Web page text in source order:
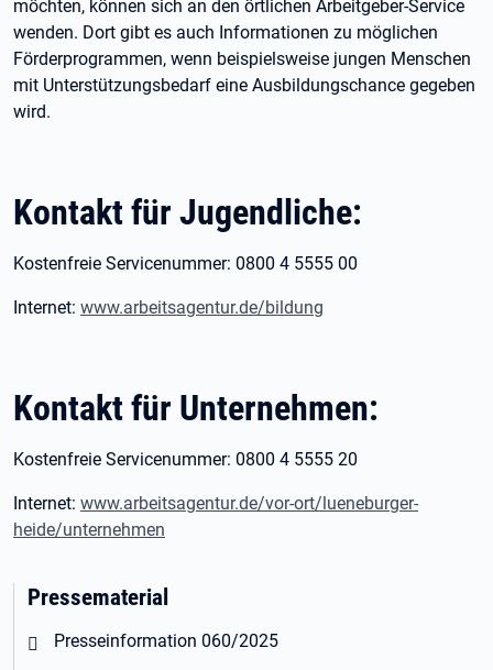
möchten, können sich an den örtlichen Arbeitgeber-Service
wenden. Dort gibt es auch Informationen zu möglichen
Förderprogrammen, wenn beispielsweise jungen Menschen
mit Unterstützungsbedarf eine Ausbildungschance gegeben
wird.
Kontakt für Jugendliche:
Kostenfreie Servicenummer: 0800 4 5555 00
Internet: www.arbeitsagentur.de/bildung
Kontakt für Unternehmen:
Kostenfreie Servicenummer: 0800 4 5555 20
Internet: www.arbeitsagentur.de/vor-ort/lueneburger-
heide/unternehmen
Pressematerial
Öffnet in neuem Tab
Presseinformation 060/2025